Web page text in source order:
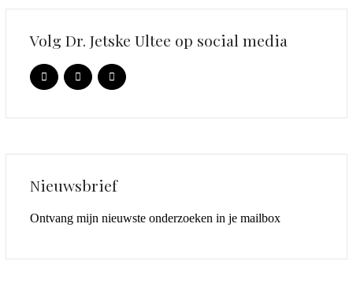
Volg Dr. Jetske Ultee op social media
Nieuwsbrief
Ontvang mijn nieuwste onderzoeken in je mailbox